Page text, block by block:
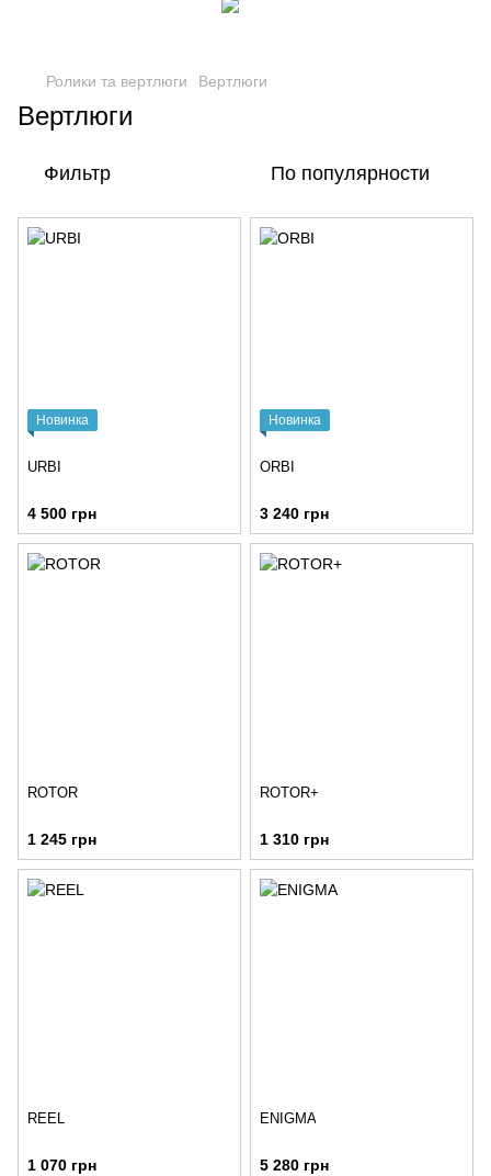
Ролики та вертлюги Вертлюги
Вертлюги
Фильтр По популярности
Новинка
URBI
4 500 грн
Новинка
ORBI
3 240 грн
ROTOR
1 245 грн
ROTOR+
1 310 грн
REEL
1 070 грн
ENIGMA
5 280 грн